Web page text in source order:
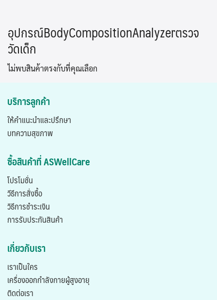
content
อุปกรณ์BodyCompositionAnalyzerตรวจ
วัดเด็ก
ไม่พบสินค้าตรงกับที่คุณเลือก
บริการลูกค้า
ให้คำแนะนำและปรึกษา
บทความสุขภาพ
ซื้อสินค้าที่ ASWellCare
โปรโมชั่น
วีธีการสั่งซื้อ
วิธีการชำระเงิน
การรับประกันสินค้า
เกี่ยวกับเรา
เราเป็นใคร
เครื่องออกกำลังกายผู้สูงอายุ
ติดต่อเรา